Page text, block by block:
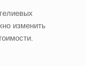
изменить